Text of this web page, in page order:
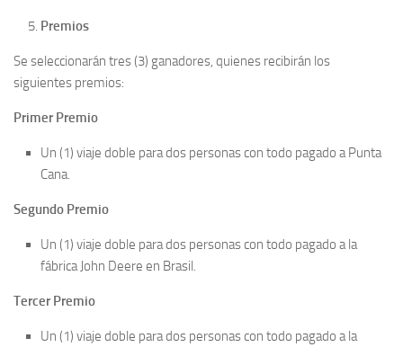
Premios
Se seleccionarán tres (3) ganadores, quienes recibirán los
siguientes premios:
Primer Premio
Un (1) viaje doble para dos personas con todo pagado a Punta
Cana.
Segundo Premio
Un (1) viaje doble para dos personas con todo pagado a la
fábrica John Deere en Brasil.
Tercer Premio
Un (1) viaje doble para dos personas con todo pagado a la